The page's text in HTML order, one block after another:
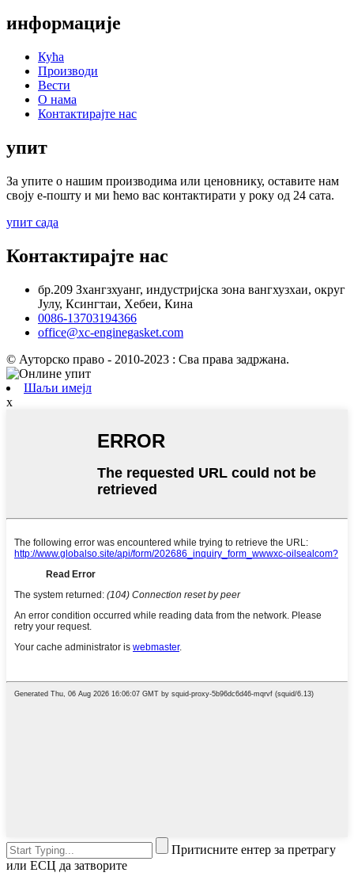
информације
Кућа
Производи
Вести
О нама
Контактирајте нас
упит
За упите о нашим производима или ценовнику, оставите нам
своју е-пошту и ми ћемо вас контактирати у року од 24 сата.
упит сада
Контактирајте нас
бр.209 Зхангзхуанг, индустријска зона вангхузхаи, округ
Јулу, Ксингтаи, Хебеи, Кина
0086-13703194366
office@xc-enginegasket.com
© Ауторско право - 2010-2023 : Сва права задржана.
Шаљи имејл
x
Притисните ентер за претрагу
или ЕСЦ да затворите